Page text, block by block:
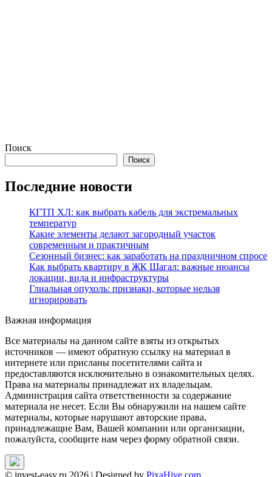
Поиск
Поиск
Последние новости
КГТП ХЛ: как выбрать кабель для экстремальных
температур
Какие элементы делают загородный участок
современным и практичным
Сезонный бизнес: как заработать на праздничном спросе
Как выбрать квартиру в ЖК Шагал: важные нюансы
локации, вида и инфраструктуры
Глиальная опухоль: признаки, которые нельзя
игнорировать
Важная информация
Все материалы на данном сайте взяты из открытых
источников — имеют обратную ссылку на материал в
интернете или присланы посетителями сайта и
предоставляются исключительно в ознакомительных целях.
Права на материалы принадлежат их владельцам.
Администрация сайта ответственности за содержание
материала не несет. Если Вы обнаружили на нашем сайте
материалы, которые нарушают авторские права,
принадлежащие Вам, Вашей компании или организации,
пожалуйста, сообщите нам через форму обратной связи.
© invest-easy.ru 2026 | Designed by PixaHive.com.